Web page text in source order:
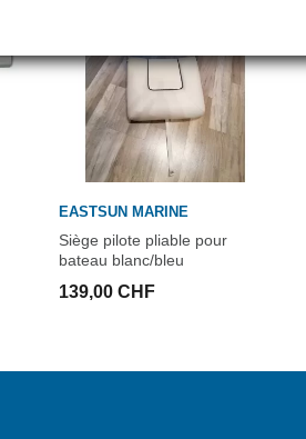
EASTSUN MARINE
Siège pilote pliable pour
bateau blanc/bleu
139,00 CHF